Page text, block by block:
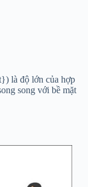
là độ lớn của hợp
song với bề mặt